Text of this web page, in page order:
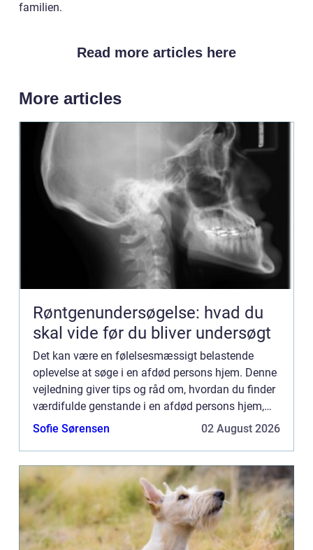
familien.
Read more articles here
More articles
Røntgenundersøgelse: hvad du
skal vide før du bliver undersøgt
Det kan være en følelsesmæssigt belastende
oplevelse at søge i en afdød persons hjem. Denne
vejledning giver tips og råd om, hvordan du finder
værdifulde genstande i en afdød persons hjem,
som du måske ønsker at beholde af sentimentale
Sofie Sørensen 02 August 2026